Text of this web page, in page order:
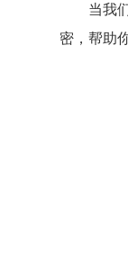
当我们
密，帮助